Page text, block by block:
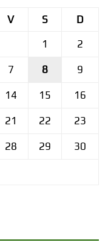
V S
D
1
2
7 8 9
14 15 16
21 22 23
28 29 30